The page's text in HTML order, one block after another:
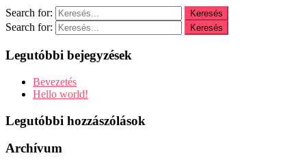
Search for:
Search for:
Legutóbbi bejegyzések
Bevezetés
Hello world!
Legutóbbi hozzászólások
Archívum